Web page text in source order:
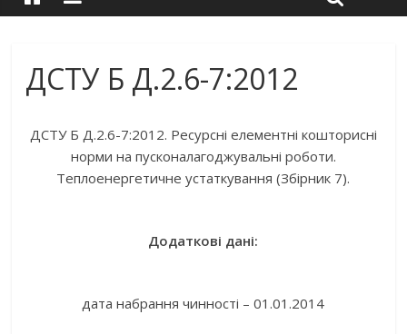
ДСТУ Б Д.2.6-7:2012
ДСТУ Б Д.2.6-7:2012. Ресурсні елементні кошторисні
норми на пусконалагоджувальні роботи.
Теплоенергетичне устаткування (Збірник 7).
Додаткові дані:
дата набрання чинності – 01.01.2014